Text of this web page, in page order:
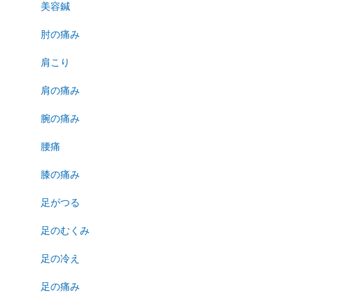
美容鍼
肘の痛み
肩こり
肩の痛み
腕の痛み
腰痛
膝の痛み
足がつる
足のむくみ
足の冷え
足の痛み